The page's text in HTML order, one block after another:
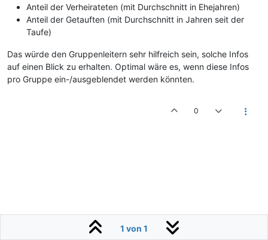
Anteil der Verheirateten (mit Durchschnitt in Ehejahren)
Anteil der Getauften (mit Durchschnitt in Jahren seit der
Taufe)
Das würde den Gruppenleitern sehr hilfreich sein, solche Infos
auf einen Blick zu erhalten. Optimal wäre es, wenn diese Infos
pro Gruppe ein-/ausgeblendet werden könnten.
0
1 von 1